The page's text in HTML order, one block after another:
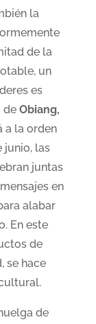
la
de la
un
es
de Obiang,
a la orden
junio, las
juntas
en
alabar
En este
de
se hace
de